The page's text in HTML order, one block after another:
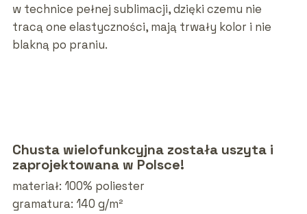
w technice pełnej sublimacji, dzięki czemu nie
tracą one elastyczności, mają trwały kolor i nie
blakną po praniu.
Chusta wielofunkcyjna została uszyta i
zaprojektowana w Polsce!
materiał: 100% poliester
gramatura: 140 g/m²